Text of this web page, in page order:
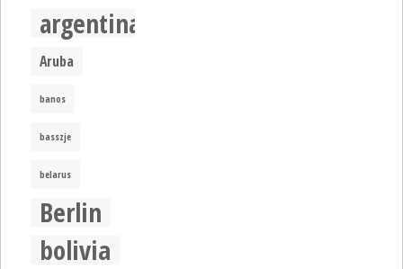
argentina
Aruba
banos
basszje
belarus
Berlin
bolivia